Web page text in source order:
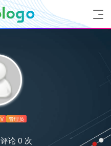
V 管理员
评论 0 次